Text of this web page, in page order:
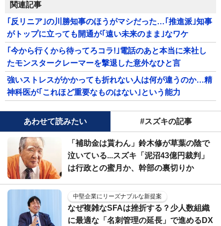
関連記事
｢反リニア｣の川勝知事のほうがマシだった…｢推進派｣知事
がトップに立っても開通が｢遠い未来のまま｣なワケ
｢今から行くから待ってろコラ!｣電話のあと本当に来社し
たモンスタークレーマーを撃退した意外なひと言
強いストレスがかかっても折れない人は何が違うのか…精
神科医が｢これほど重要なものはない｣という能力
あわせて読みたい #スズキの記事
「補助金は貰わん」鈴木修が草葉の陰で
泣いている...スズキ「泥沼43億円裁判」
は行政との蜜月か、幹部の裏切りか
中堅企業にリーズナブルな新提案
なぜ複雑なSFAは挫折する？少人数組織
に最適な「名刺管理の延長」で進めるDX